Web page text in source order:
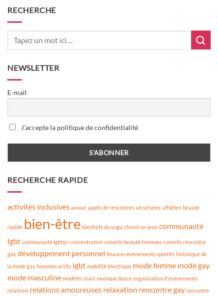
RECHERCHE
NEWSLETTER
E-mail
J'accepte la politique de confidentialité
RECHERCHE RAPIDE
activités inclusives amour applis de rencontres sécurisées athlètes beauté
rapide bien-être bienfaits du yoga choisir un jean communauté
lgbt communauté lgbtq+ concentration conseils beauté hommes conseils rencontre
gay développement personnel financer événements sportifs historique de
la mode gay hommes actifs lgbt mobilité électrique mode femme mode gay
mode masculine modèles stars musique douce organisation d'événements
relations relations amoureuses relaxation rencontre gay rencontre